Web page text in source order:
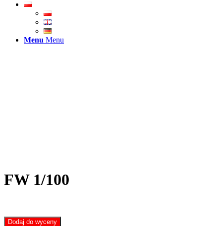
Menu Menu
FW 1/100
Dodaj do wyceny